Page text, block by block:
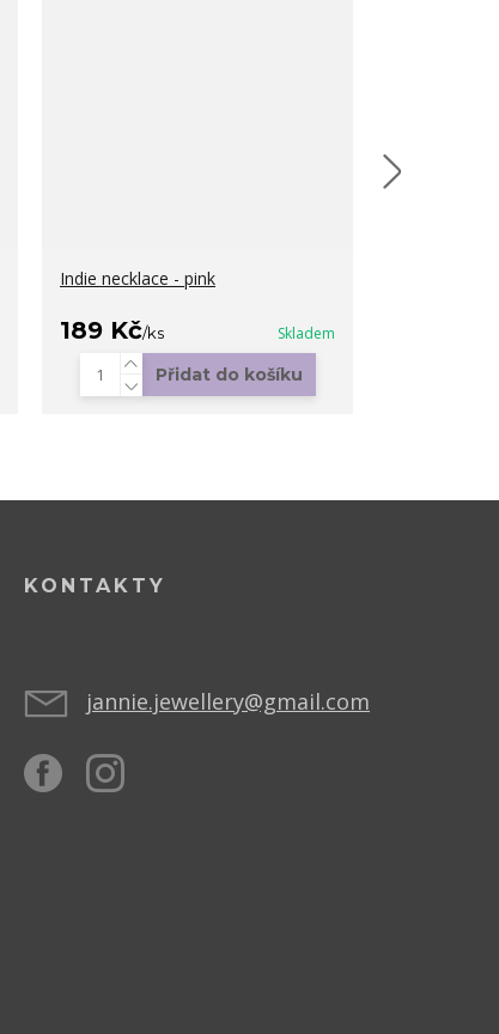
Indie necklace - pink
189 Kč/ks Skladem
Přidat do košíku
KONTAKTY
jannie.jewellery@gmail.com